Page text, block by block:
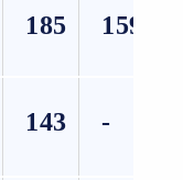
185 159
143 -